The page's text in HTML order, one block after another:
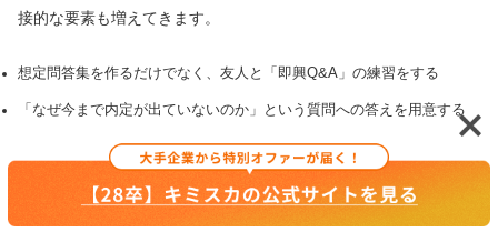
接的な要素も増えてきます。
想定問答集を作るだけでなく、友人と「即興Q&A」の練習をする
「なぜ今まで内定が出ていないのか」という質問への答えを用意する
模擬面接では、わざと質問の意図をずらして回答し、修正する練習をす
自分の話し方のクセ（早口、言葉遣い、目線など）を録画して客観的に